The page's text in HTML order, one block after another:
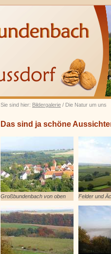
Sie sind hier: Bildergalerie / Die Natur um uns
Das sind ja schöne
Großbundenbach von oben Felder und